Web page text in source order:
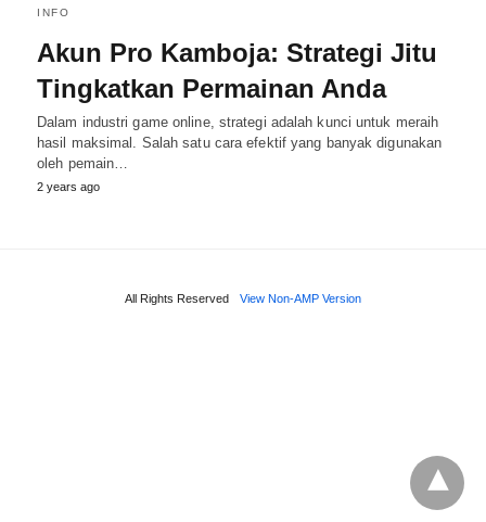
INFO
Akun Pro Kamboja: Strategi Jitu
Tingkatkan Permainan Anda
Dalam industri game online, strategi adalah kunci untuk meraih
hasil maksimal. Salah satu cara efektif yang banyak digunakan
oleh pemain…
2 years ago
All Rights Reserved View Non-AMP Version